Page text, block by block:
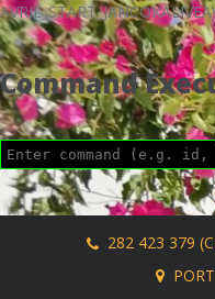
Command
282 423 379